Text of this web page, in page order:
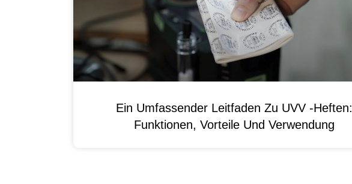
Ein Umfassender Leitfaden Zu UVV -Heften:
Funktionen, Vorteile Und Verwendung